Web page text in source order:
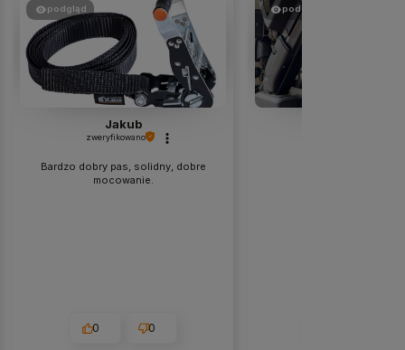
podgląd
Jakub
zweryfikowano
Bardzo dobry pas, solidny, dobre
mocowanie.
0 0
podgląd